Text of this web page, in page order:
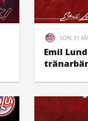
SÖN 31
Emil